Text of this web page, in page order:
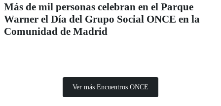
Más de mil personas celebran en el Parque
Warner el Día del Grupo Social ONCE en la
Comunidad de Madrid
Ver más Encuentros ONCE